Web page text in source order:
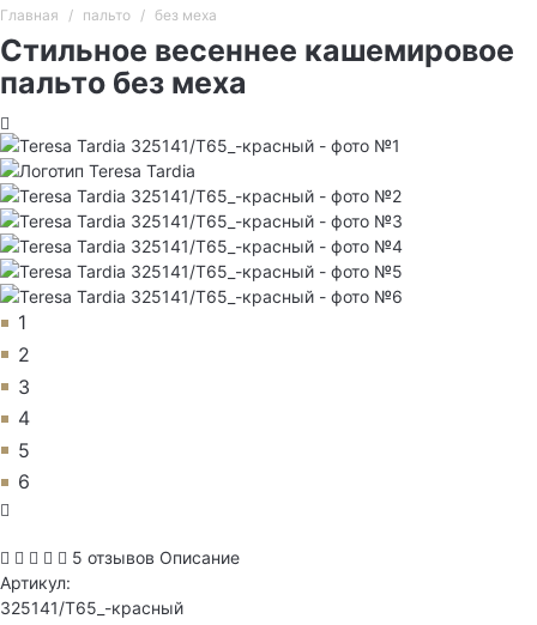
Главная пальто без меха
Стильное весеннее кашемировое
пальто без меха
1
2
3
4
5
6
5 отзывов Описание
Артикул:
325141/T65_-красный